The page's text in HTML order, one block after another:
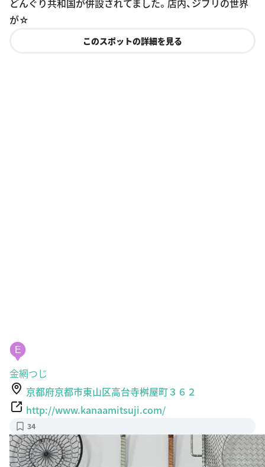
が☆
金網つじ
京都府京都市東山区高台寺桝屋町３６２
http://www.kanaamitsuji.com/
34